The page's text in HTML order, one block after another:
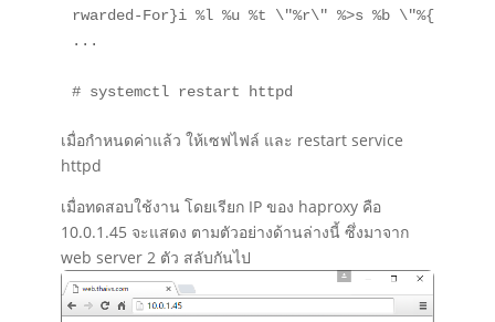
rwarded-For}i %l %u %t \"%r\" %>s %b
...
# systemctl restart httpd
เมื่อกำหนดค่าแล้ว ให้เซฟไฟล์ และ restart service
httpd
เมื่อทดสอบใช้งาน โดยเรียก IP ของ haproxy คือ
10.0.1.45 จะแสดง ตามตัวอย่างด้านล่างนี้ ซึ่งมาจาก
web server 2 ตัว สลับกันไป